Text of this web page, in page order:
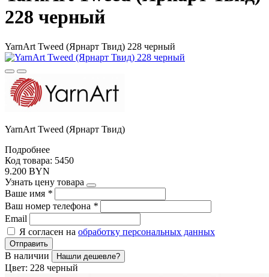
228 черный
YarnArt Tweed (Ярнарт Твид) 228 черный
YarnArt Tweed (Ярнарт Твид)
Подробнее
Код товара: 5450
9.200 BYN
Узнать цену товара
Ваше имя *
Ваш номер телефона *
Email
Я согласен на обработку персональных данных
Отправить
В наличии Нашли дешевле?
Цвет: 228 черный